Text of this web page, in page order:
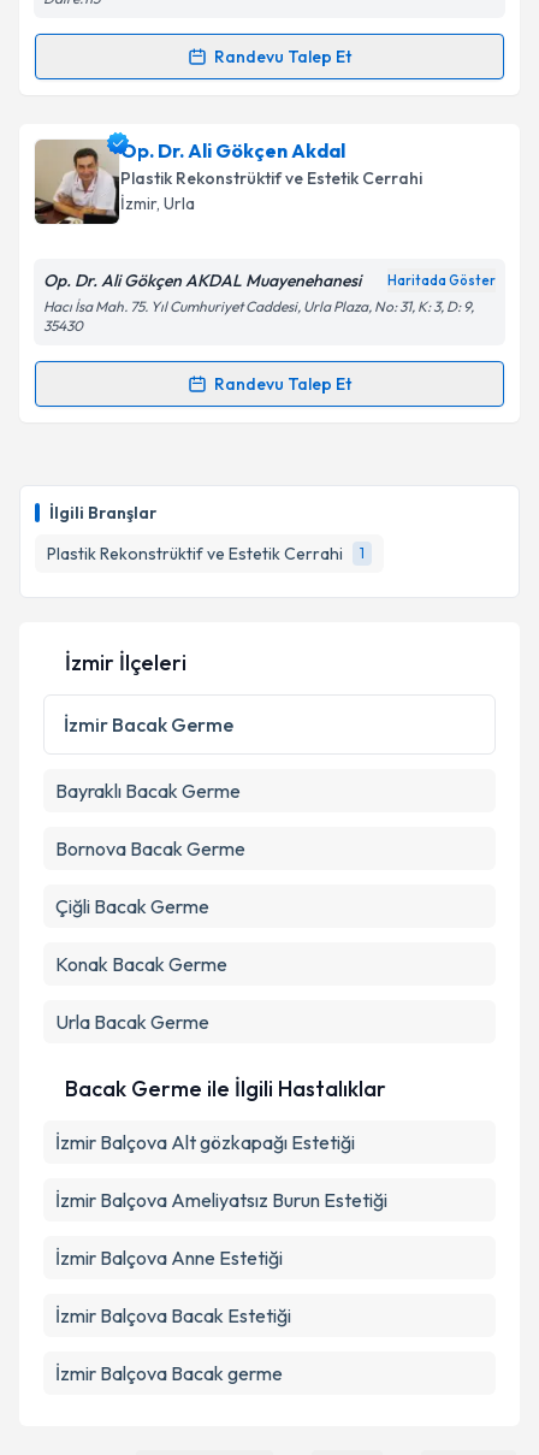
İlgili Branşlar
Plastik Rekonstrüktif ve Estetik Cerrahi
1
Takvim Talebini Gönder
Randevu Talep Et
Randevu Takvimi Talebi
Op. Dr. Dilek Bağdatlıiçin randevu takvimi talebi
oluşturun. Size bu uzmandan randevu almanız için bir
takvim hazırlandığında e-posta ile bilgilendireceğiz.
Kişisel verilerimin işlenmesine ilişkinAydınlatma
'ni okudum ve kişisel verilerimin belirtilen
kapsamda işlenmesini kabul ediyorum.
Takvim Talebini Gönder
Op. Dr. Ali Gökçen Akdal
Plastik Rekonstrüktif ve Estetik Cerrahi
İzmir, Urla
Op. Dr. Ali Gökçen AKDAL Muayenehanesi Haritada Göster
Hacı İsa Mah. 75. Yıl Cumhuriyet Caddesi, Urla Plaza, No: 31, K: 3, D: 9,
35430
Randevu Talep Et
Randevu Takvimi Talebi
takvim hazırlandığında e-posta ile bilgilendireceğiz.
Kişisel verilerimin işlenmesine ilişkinAydınlatma
Metni 'ni okudum ve kişisel verilerimin belirtilen
kapsamda işlenmesini kabul ediyorum.
İzmir İlçeleri
İzmir Bacak Germe
Bayraklı Bacak Germe
Bornova Bacak Germe
Çiğli Bacak Germe
Konak Bacak Germe
Urla Bacak Germe
Bacak Germe ile İlgili Hastalıklar
İzmir Balçova Alt gözkapağı Estetiği
İzmir Balçova Ameliyatsız Burun Estetiği
İzmir Balçova Anne Estetiği
İzmir Balçova Bacak Estetiği
İzmir Balçova Bacak germe